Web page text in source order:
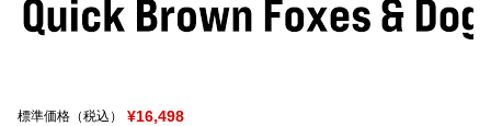
標準価格（税込） ¥16,498